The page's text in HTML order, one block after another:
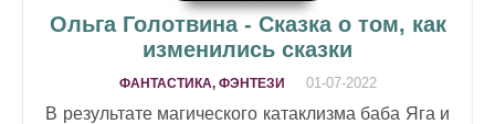
Ольга Голотвина - Сказка о том, как
изменились сказки
ФАНТАСТИКА, ФЭНТЕЗИ 01-07-2022
В результате магического катаклизма баба Яга и